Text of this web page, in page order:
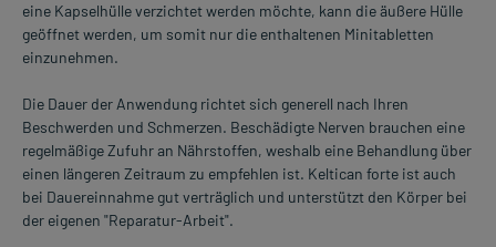
eine Kapselhülle verzichtet werden möchte, kann die äußere Hülle
geöffnet werden, um somit nur die enthaltenen Minitabletten
einzunehmen.
Die Dauer der Anwendung richtet sich generell nach Ihren
Beschwerden und Schmerzen. Beschädigte Nerven brauchen eine
regelmäßige Zufuhr an Nährstoffen, weshalb eine Behandlung über
einen längeren Zeitraum zu empfehlen ist. Keltican forte ist auch
bei Dauereinnahme gut verträglich und unterstützt den Körper bei
der eigenen "Reparatur-Arbeit".